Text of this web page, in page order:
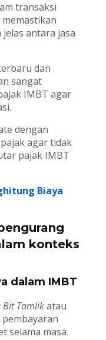
transaksi
antara jasa
dan
sangat
IMBT agar
dengan
agar tidak
pajak IMBT
Biaya
konteks
dalam IMBT
Tamlikatau
selama masa